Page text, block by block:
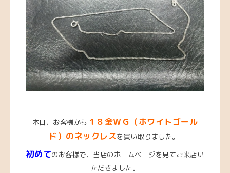
本日、お客様から １８金ＷＧ（ホワイトゴール
ド）のネックレスを買い取りました。
初めてのお客様で、当店のホームページを見てご来店い
ただきました。